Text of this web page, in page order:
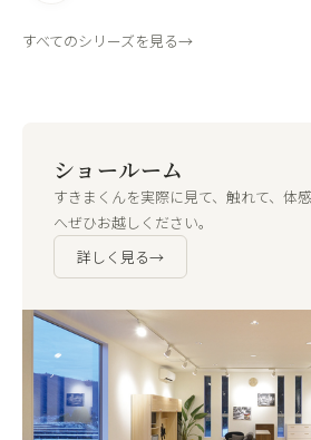
すべてのシリーズを見る→
ショールーム
すきまくんを実際に見て、触れて、体
へぜひお越しください。
詳しく見る→